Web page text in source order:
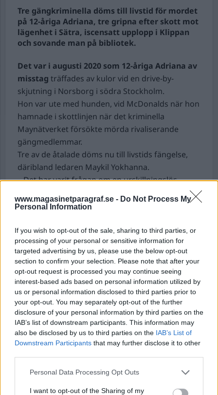
www.magasinetparagraf.se - Do Not Process My
Personal Information
If you wish to opt-out of the sale, sharing to third parties, or
processing of your personal or sensitive information for
targeted advertising by us, please use the below opt-out
section to confirm your selection. Please note that after your
opt-out request is processed you may continue seeing
interest-based ads based on personal information utilized by
us or personal information disclosed to third parties prior to
your opt-out. You may separately opt-out of the further
disclosure of your personal information by third parties on the
IAB’s list of downstream participants. This information may
also be disclosed by us to third parties on the IAB’s List of
Downstream Participants that may further disclose it to other
Personal Data Processing Opt Outs
I want to opt-out of the Sharing of my
Tre gängkriminella döms till livstid för mordet
på 12-åriga Adriana, tre gripna efter skott mot
lägenhet i Sätra, iscensatt upplopp i Klippan
och sovande man på bibliotek.
Det var i augusti 2020 som 12-åriga Adriana av
misstag träffades av kulor vid en drive-by-
skjutning i Norsborg i södra Stockholm.
Hon var ute med hunden, vid McDonalds när hon
hamnade i skottlinjen när det kriminella
Maynätverket försökte mörda rivaliserande
gängmedlemmar.
Tre av de åtalade döms nu till livstids fängelse,
däribland ledaren Maykil Yokhanna.
– Det har varit frågan om en urskillningslös
det fanns flera människor och en av dem dog.
fängelse på livstid, säger rättens ordförande
chefsrådmannen Tore Gissini ett
pressmeddelande.
Under natten mot onsdagen larmades polis till
Sätra i södraStockholm gällande en misstänkt
skottlossning. Patrullerna på plats hittade bland
annat kulhål i ett flerfamiljshus.
Ingen av de tre personer som befann sig i
lägenheten vid skjutningen skadades. Tre
Under onsdagen genomfördes en omfattande